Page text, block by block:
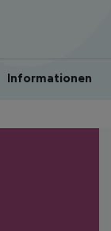
Informationen